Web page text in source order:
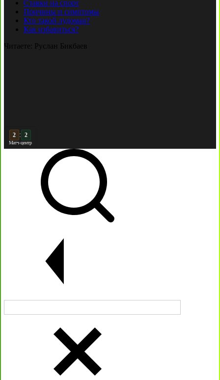
Ставки на спорт
Причины и симптомы
Кто такой лудоман?
Как избавиться?
Читаете: Руслан Бикбаев
3 : 2
Матч-центр